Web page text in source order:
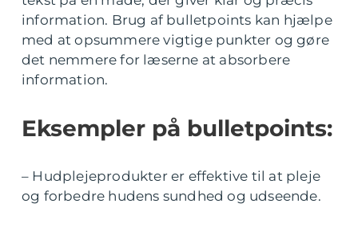
information. Brug af bulletpoints kan hjælpe
med at opsummere vigtige punkter og gøre
det nemmere for læserne at absorbere
information.
Eksempler på bulletpoints:
– Hudplejeprodukter er effektive til at pleje
og forbedre hudens sundhed og udseende.